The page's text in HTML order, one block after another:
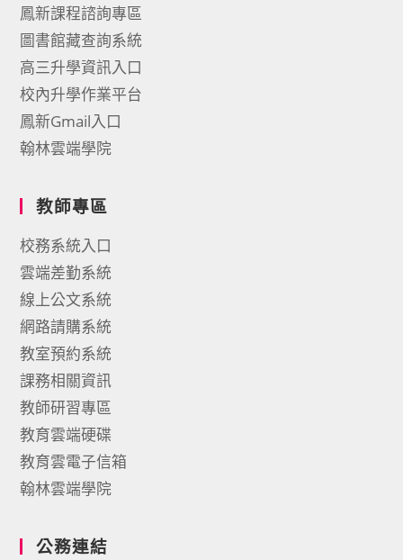
鳳新課程諮詢專區
圖書館藏查詢系統
高三升學資訊入口
校內升學作業平台
鳳新Gmail入口
翰林雲端學院
教師專區
校務系統入口
雲端差勤系統
線上公文系統
網路請購系統
教室預約系統
課務相關資訊
教師研習專區
教育雲端硬碟
教育雲電子信箱
翰林雲端學院
公務連結